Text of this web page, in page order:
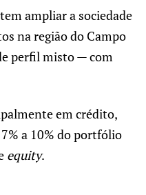
ampliar a sociedade
na região do Campo
perfil misto — com
em crédito,
a 10% do portfólio
equity.